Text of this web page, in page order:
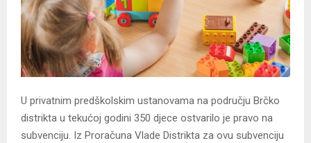
U privatnim predškolskim ustanovama na području Brčko
distrikta u tekućoj godini 350 djece ostvarilo je pravo na
subvenciju. Iz Proračuna Vlade Distrikta za ovu subvenciju